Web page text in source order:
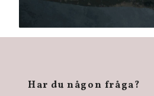
Har du någon fråga?